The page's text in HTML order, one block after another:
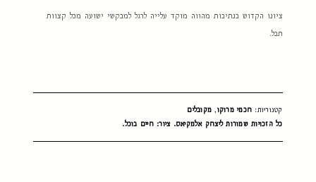
ציונו הקדוש בנתיבות מהווה מוקד עלייה לרגל למבקשי ישועה מכל קצוות
תבל.
קטגוריות: חכמי מרוקו, מקובלים
כל הזכויות שמורות ליצחק אלמקיאס. ציור: חיים בוכל.